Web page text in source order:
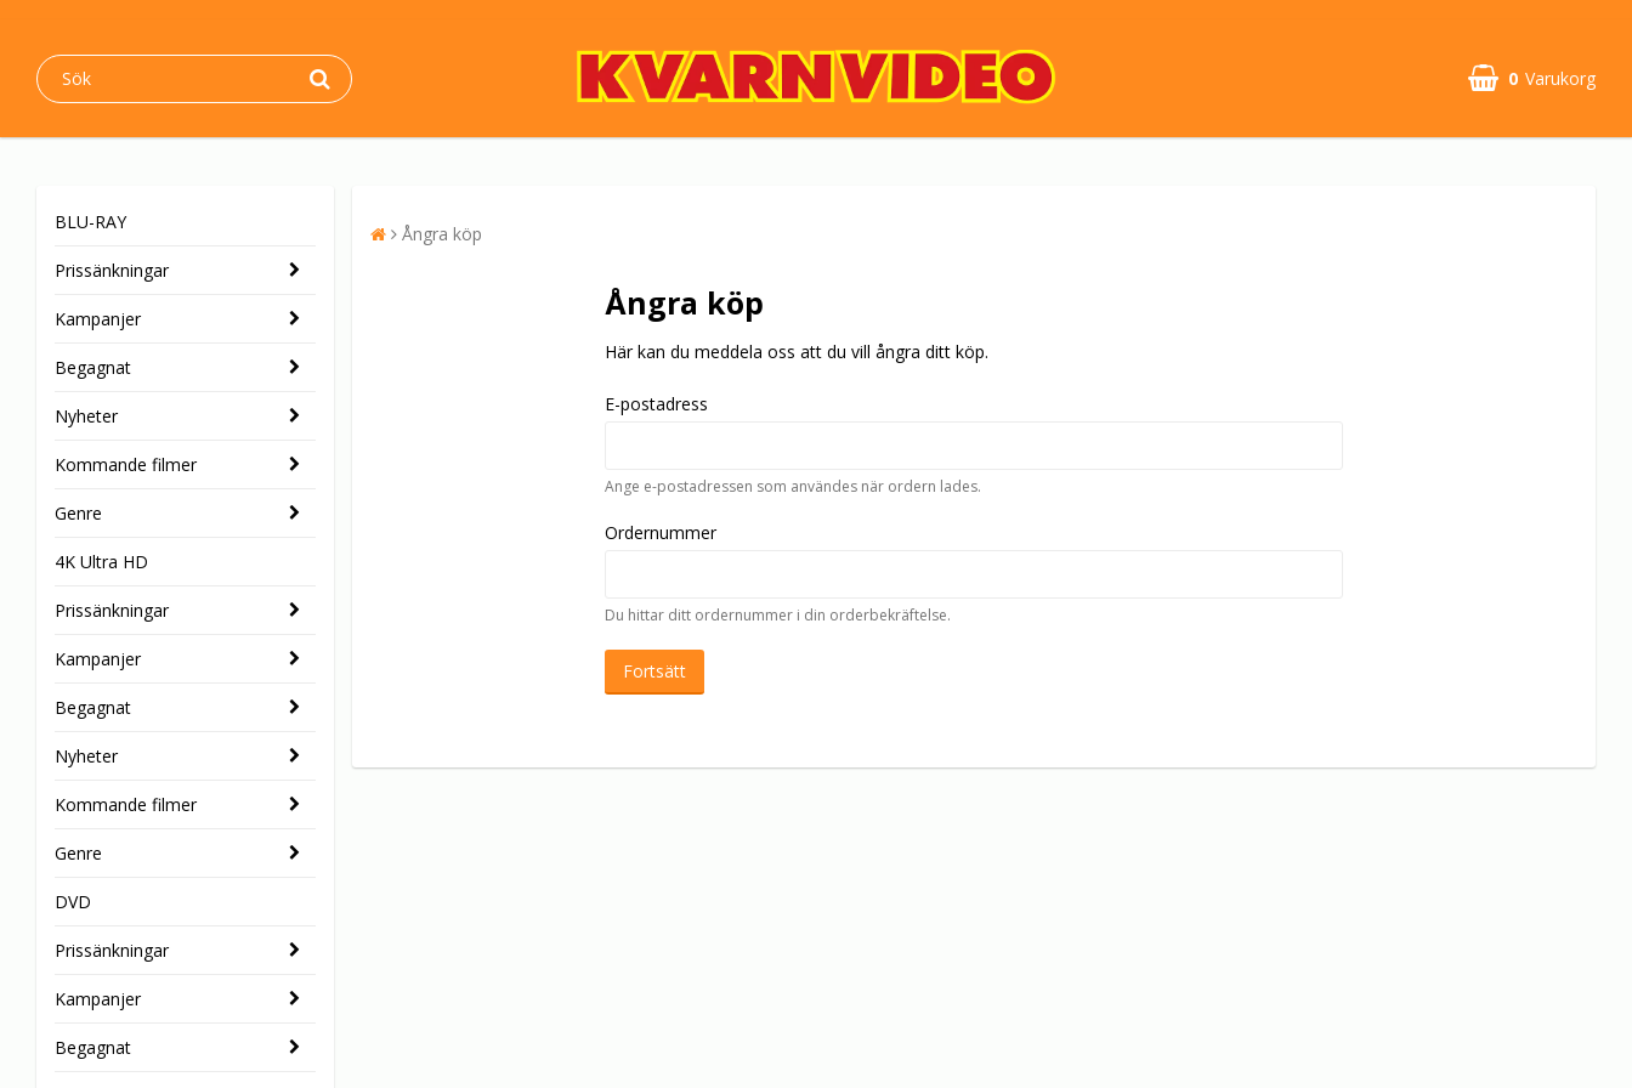
0 Varukorg
BLU-RAY
Prissänkningar
Kampanjer
Begagnat
Nyheter
Kommande filmer
Genre
4K Ultra HD
Prissänkningar
Kampanjer
Begagnat
Nyheter
Kommande filmer
Genre
DVD
Prissänkningar
Kampanjer
Begagnat
Ångra köp
Ångra köp
Här kan du meddela oss att du vill ångra ditt köp.
E-postadress
Ange e-postadressen som användes när ordern lades.
Ordernummer
Du hittar ditt ordernummer i din orderbekräftelse.
Fortsätt